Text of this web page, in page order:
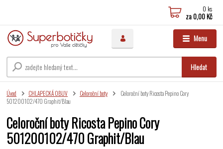
Menu
Hledat
0 ks
za0,00 Kč
Úvod CHLAPECKÁ OBUV Celoroční boty
Celoroční boty Ricosta Pepino Cory
501200102/470 Graphit/Blau
Celoroční boty Ricosta Pepino Cory
501200102/470 Graphit/Blau